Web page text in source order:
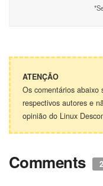
ATENÇÃO
Os comentários abaixo
respectivos autores e
opinião do Linux
Comments 2